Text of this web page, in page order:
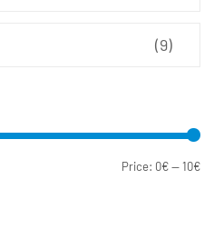
(9)
Price: 0€—10€